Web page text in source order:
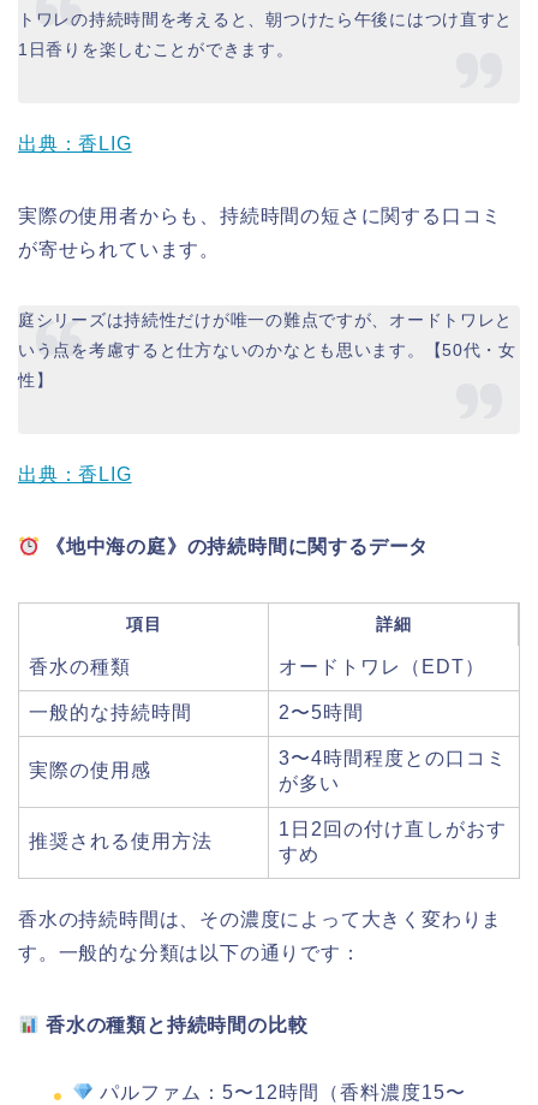
トワレの持続時間を考えると、朝つけたら午後にはつけ直すと
1日香りを楽しむことができます。
出典：香LIG
実際の使用者からも、持続時間の短さに関する口コミ
が寄せられています。
庭シリーズは持続性だけが唯一の難点ですが、オードトワレと
いう点を考慮すると仕方ないのかなとも思います。【50代・女
性】
出典：香LIG
《地中海の庭》の持続時間に関するデータ
項目 詳細
香水の種類 オードトワレ（EDT）
一般的な持続時間 2〜5時間
実際の使用感
3〜4時間程度との口コミ
が多い
推奨される使用方法
1日2回の付け直しがおす
すめ
香水の持続時間は、その濃度によって大きく変わりま
す。一般的な分類は以下の通りです：
香水の種類と持続時間の比較
パルファム：5〜12時間（香料濃度15〜